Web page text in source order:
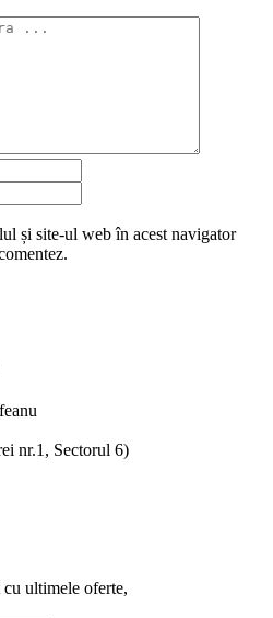
și site-ul web în acest navigator
nr.1, Sectorul 6)
ultimele oferte,